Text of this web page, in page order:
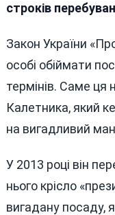
строків
Закон України
особі обіймати
термінів. Саме ця
Калетника, який
на вигадливий
У 2013 році він
нього крісло
вигадану посаду,